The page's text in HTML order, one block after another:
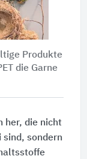
Produkte
die Garne
her, die nicht
sondern